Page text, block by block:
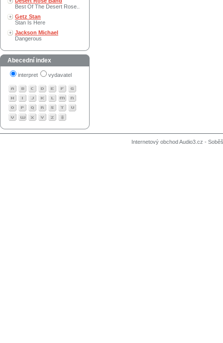
Best Of The Desert Rose..
Getz Stan
Stan Is Here
Jackson Michael
Dangerous
Abecední index
interpret vydavatel
Internetový obchod Audio3.cz -